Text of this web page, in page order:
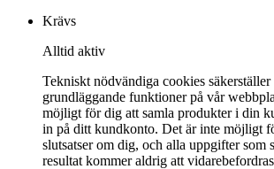
Krävs
Alltid aktiv
Tekniskt nödvändiga cookies säkerställer
grundläggande funktioner på vår
möjligt för dig att samla produkter i din
in på ditt kundkonto. Det är inte möjligt
slutsatser om dig, och alla uppgifter som
resultat kommer aldrig att